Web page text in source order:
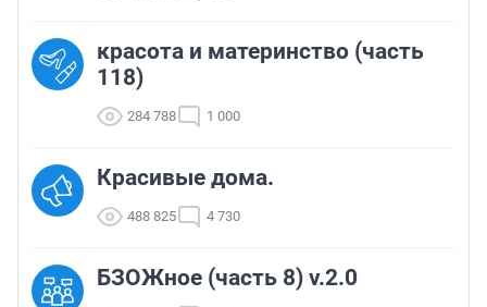
красота и материнство (часть
118)
284 788 1 000
Красивые дома.
488 825 4 730
БЗОЖное (часть 8) v.2.0